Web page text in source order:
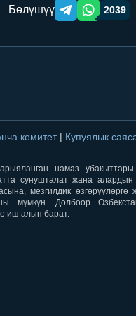
Бөлүшүү Telegram orqali
WhatsApp
2039
комитет | Купуялык
намаз
сунушталат жана алардын
мезгилдик
мүмкүн. Долбоор
иш алып барат.